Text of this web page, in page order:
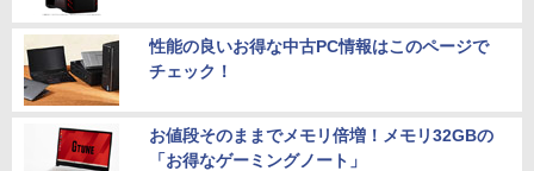
性能の良いお得な中古PC情報はこのページで
チェック！
お値段そのままでメモリ倍増！メモリ32GBの
「お得なゲーミングノート」